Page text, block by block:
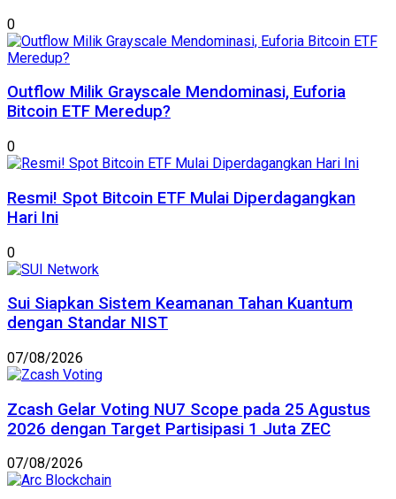
0
Outflow Milik Grayscale Mendominasi, Euforia
Bitcoin ETF Meredup?
0
Resmi! Spot Bitcoin ETF Mulai Diperdagangkan
Hari Ini
0
Sui Siapkan Sistem Keamanan Tahan Kuantum
dengan Standar NIST
07/08/2026
Zcash Gelar Voting NU7 Scope pada 25 Agustus
2026 dengan Target Partisipasi 1 Juta ZEC
07/08/2026